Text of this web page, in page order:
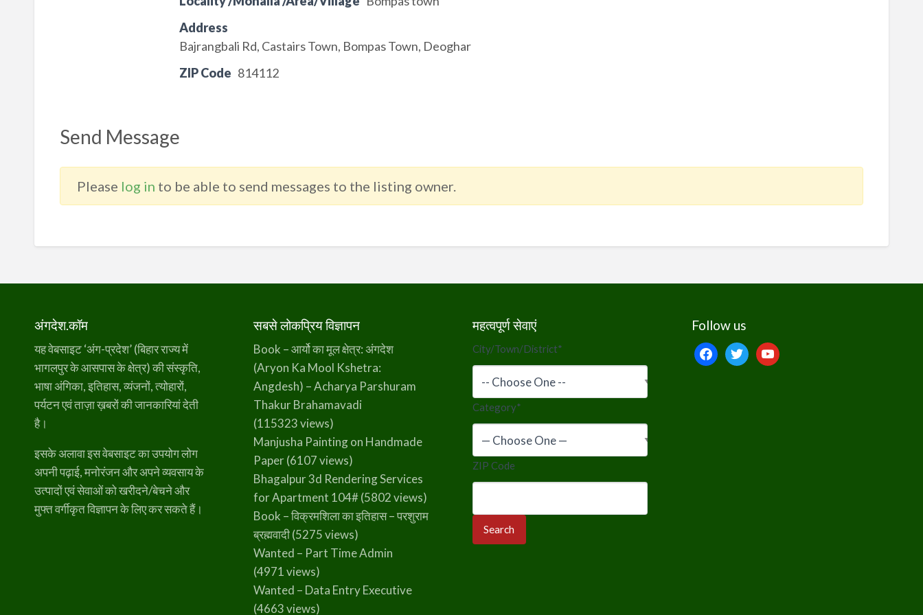
Address
Bajrangbali Rd, Castairs Town, Bompas Town, Deoghar
ZIP Code 814112
Send Message
Please log in to be able to send messages to the listing owner.
अंगदेश.कॉम
यह वेबसाइट ‘अंग-प्रदेश’ (बिहार राज्य में
भागलपुर के आसपास के क्षेत्र) की संस्कृति,
भाषा अंगिका, इतिहास, व्यंजनों, त्योहारों,
पर्यटन एवं ताज़ा ख़बरों की जानकारियां देती
है।
इसके अलावा इस वेबसाइट का उपयोग लोग
अपनी पढ़ाई, मनोरंजन और अपने व्यवसाय के
उत्पादों एवं सेवाओं को खरीदने/बेचने और
मुफ्त वर्गीकृत विज्ञापन के लिए कर सकते हैं।
सबसे लोकप्रिय विज्ञापन
Book – आर्यो का मूल क्षेत्र: अंगदेश
(Aryon Ka Mool Kshetra:
Angdesh) – Acharya Parshuram
Thakur Brahamavadi
(115323 views)
Manjusha Painting on Handmade
Paper(6107 views)
Bhagalpur 3d Rendering Services
for Apartment 104#(5802 views)
Book – विक्रमशिला का इतिहास – परशुराम
ब्रह्मवादी(5275 views)
Wanted – Part Time Admin
(4971 views)
Wanted – Data Entry Executive
(4663 views)
महत्वपूर्ण सेवाएं
City/Town/District*
Category*
ZIP Code
Follow us
facebooktwitteryoutube